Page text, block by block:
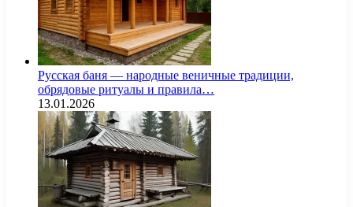
Русская баня — народные веничные традиции,
обрядовые ритуалы и правила…
13.01.2026